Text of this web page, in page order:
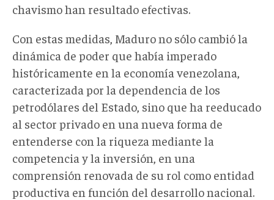
chavismo han resultado efectivas.
Con estas medidas, Maduro no sólo cambió la
dinámica de poder que había imperado
históricamente en la economía venezolana,
caracterizada por la dependencia de los
petrodólares del Estado, sino que ha reeducado
al sector privado en una nueva forma de
entenderse con la riqueza mediante la
competencia y la inversión, en una
comprensión renovada de su rol como entidad
productiva en función del desarrollo nacional.